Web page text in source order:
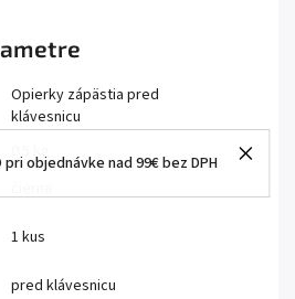
pri objednávke nad 99€ bez DPH
Opierky zápästia pred
klávesnicu
0.5 kg
1 kus
pred klávesnicu